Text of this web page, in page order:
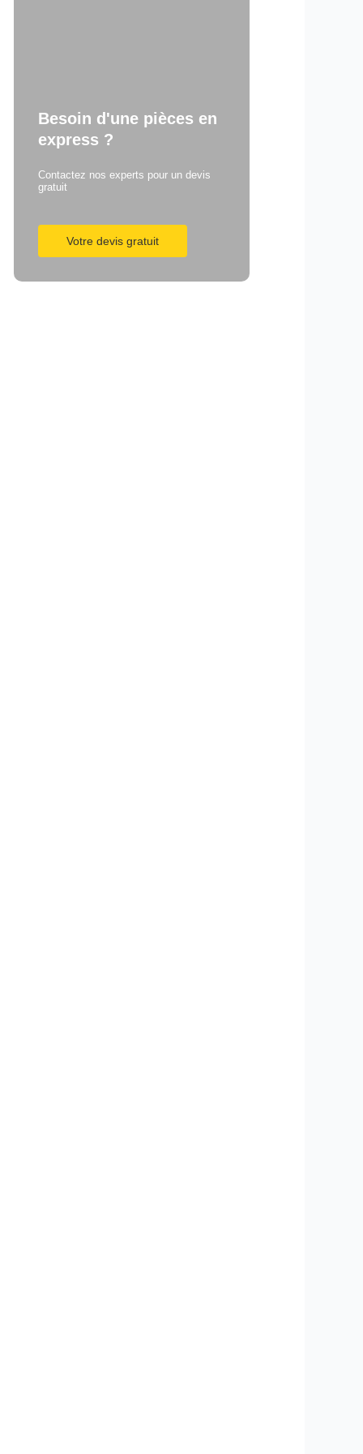
Besoin d'une pièces en
express ?
Contactez nos experts pour un devis
gratuit
Votre devis gratuit